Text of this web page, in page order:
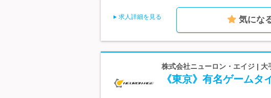
求人詳細を見る 気にな
株式会社ニューロン・エイジ | 大
《東京》有名ゲームタ